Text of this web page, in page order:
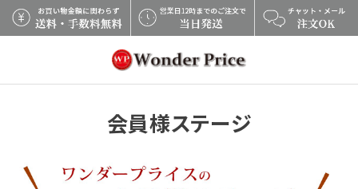
会員様ステージ